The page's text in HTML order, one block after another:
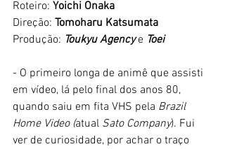
Roteiro: Yoichi Onaka
Direção: Tomoharu Katsumata
Produção: Toukyu Agency e Toei
- O primeiro longa de animê que assisti
em vídeo, lá pelo final dos anos 80,
quando saiu em fita VHS pela Brazil
Home Video (atual Sato Company). Fui
ver de curiosidade, por achar o traço